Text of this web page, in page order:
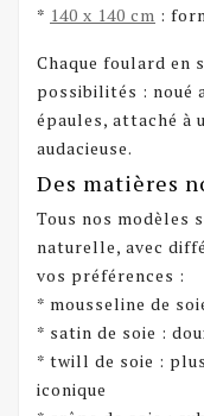
* 140 x 140 cm :
Chaque foulard en
possibilités : noué
épaules, attaché à
audacieuse.
Des matières
Tous nos modèles
naturelle, avec
vos préférences :
* mousseline de
* satin de soie :
* twill de soie :
iconique